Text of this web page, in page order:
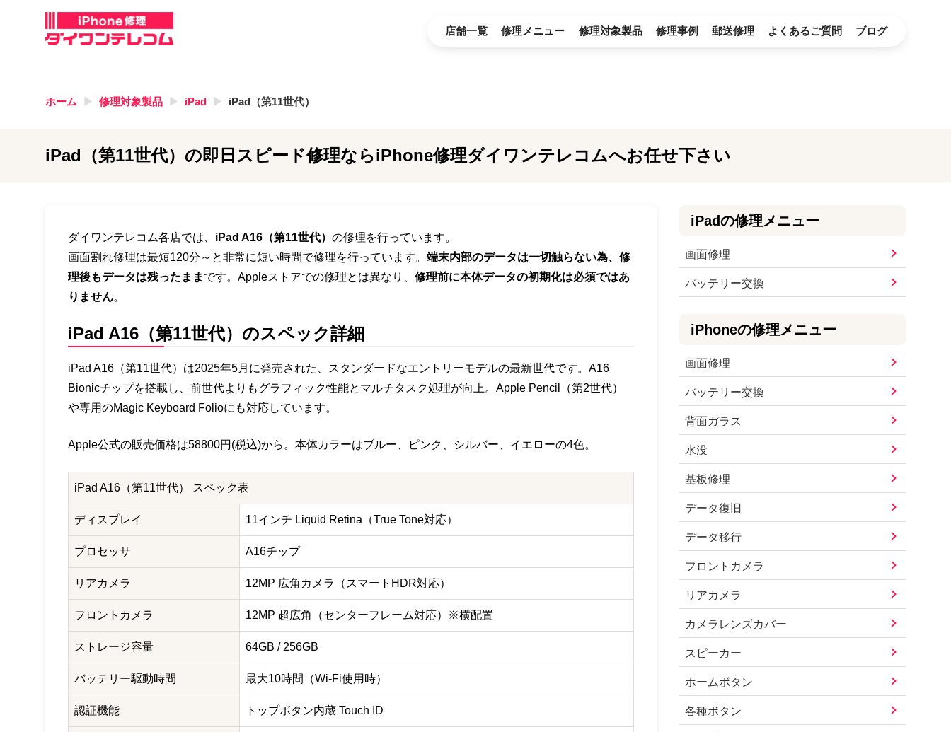
店舗一覧 修理メニュー 修理対象製品 修理事例 郵送修理 よくあるご質問 ブログ
ホーム 修理対象製品 iPad iPad（第11世代）
iPad（第11世代） の即日スピード修理ならiPhone修理ダイワンテレコムへお任せ下さい
ダイワンテレコム各店では、 iPad A16（第11世代） の修理を行っています。
画面割れ修理は最短120分～と非常に短い時間で修理を行っています。 端末内部のデータは一切触らない為、修
理後もデータは残ったまま です。Appleストアでの修理とは異なり、 修理前に本体データの初期化は必須ではあ
りません。
iPad A16（第11世代）のスペック詳細
iPad A16（第11世代）は2025年5月に発売された、スタンダードなエントリーモデルの最新世代です。A16
Bionicチップを搭載し、前世代よりもグラフィック性能とマルチタスク処理が向上。Apple Pencil（第2世代）
や専用のMagic Keyboard Folioにも対応しています。
Apple公式の販売価格は58800円(税込)から。本体カラーはブルー、ピンク、シルバー、イエローの4色。
iPad A16（第11世代） スペック表
ディスプレイ 11インチ Liquid Retina（True Tone対応）
プロセッサ A16チップ
リアカメラ 12MP 広角カメラ（スマートHDR対応）
フロントカメラ 12MP 超広角（センターフレーム対応）※横配置
ストレージ容量 64GB / 256GB
バッテリー駆動時間 最大10時間（Wi-Fi使用時）
認証機能 トップボタン内蔵 Touch ID
iPadの修理メニュー
画面修理
バッテリー交換
iPhoneの修理メニュー
画面修理
バッテリー交換
背面ガラス
水没
基板修理
データ復旧
データ移行
フロントカメラ
リアカメラ
カメラレンズカバー
スピーカー
ホームボタン
各種ボタン